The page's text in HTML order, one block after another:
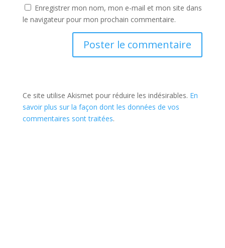
Enregistrer mon nom, mon e-mail et mon site dans
le navigateur pour mon prochain commentaire.
Ce site utilise Akismet pour réduire les indésirables. En
savoir plus sur la façon dont les données de vos
commentaires sont traitées.